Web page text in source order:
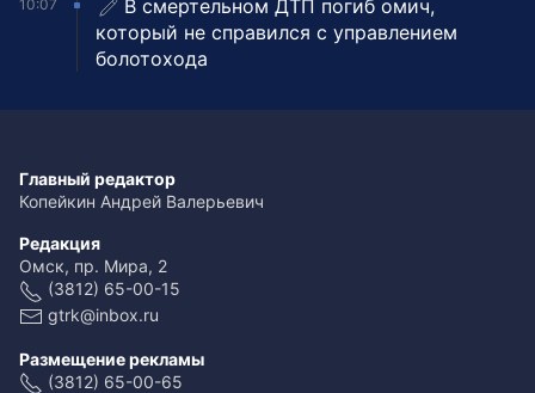
10:07
В смертельном ДТП погиб омич,
который не справился с управлением
болотохода
Главный редактор
Копейкин Андрей Валерьевич
Редакция
Омск, пр. Мира, 2
(3812) 65-00-15
gtrk@inbox.ru
Размещение рекламы
(3812) 65-00-65